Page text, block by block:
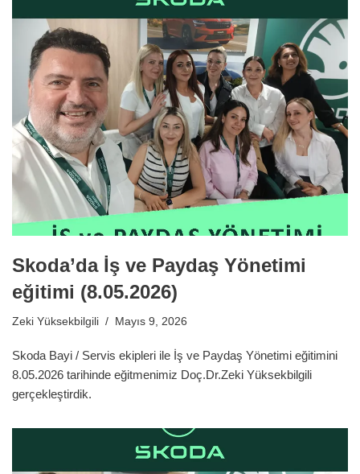
Skoda’da İş ve Paydaş Yönetimi
eğitimi (8.05.2026)
Zeki Yüksekbilgili Mayıs 9, 2026
Skoda Bayi / Servis ekipleri ile İş ve Paydaş Yönetimi eğitimini
8.05.2026 tarihinde eğitmenimiz Doç.Dr.Zeki Yüksekbilgili
gerçekleştirdik.